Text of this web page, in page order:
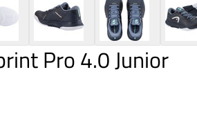
Pro 4.0 Junior